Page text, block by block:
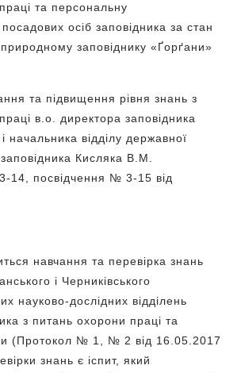
та персональну
посадових осіб заповідника за стан
заповіднику «Ґорґани»
та підвищення рівня знань з
в.о. директора заповідника
начальника відділу державної
Кисляка В.М.
14, посвідчення № 3-15 від
навчання та перевірка знань
і Черниківського
науково-дослідних відділень
з питань охорони праці та
(Протокол № 1, № 2 від 16.05.2017
знань є іспит, який